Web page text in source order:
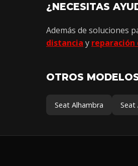
¿NECESITAS
Además de soluciones
distancia y reparación
OTROS
Seat Alhambra Seat